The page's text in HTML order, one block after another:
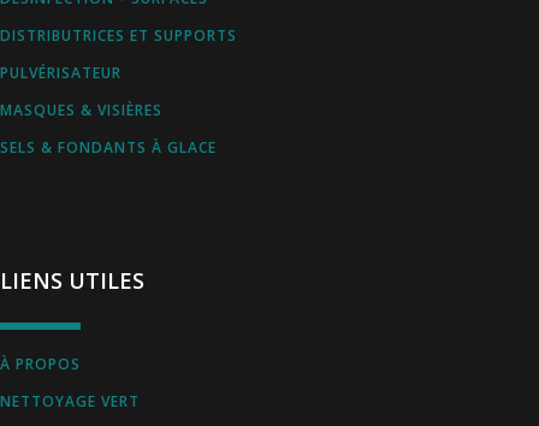
DISTRIBUTRICES ET SUPPORTS
PULVÉRISATEUR
MASQUES & VISIÈRES
SELS & FONDANTS À GLACE
LIENS UTILES
À PROPOS
NETTOYAGE VERT